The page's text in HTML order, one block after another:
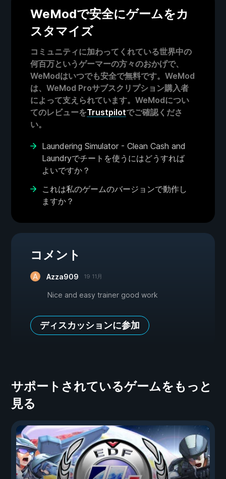
WeModで安全にゲームをカ
スタマイズ
コミュニティに加わってくれている世界中の
何百万というゲーマーの方々のおかげで、
WeModはいつでも安全で無料です。WeMod
は、WeMod Proサブスクリプション購入者
によって支えられています。WeModについ
てのレビューをTrustpilotでご確認くださ
い。
Laundering Simulator - Clean Cash and
Laundryでチートを使うにはどうすれば
よいですか？
これは私のゲームのバージョンで動作し
ますか？
コメント
Azza909 19 11月
Nice and easy trainer good work
ディスカッションに参加
サポートされているゲームをもっと
見る